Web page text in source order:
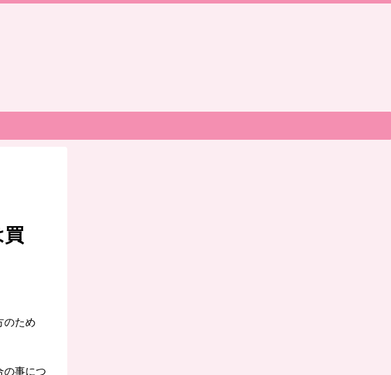
買
のため
の事につ